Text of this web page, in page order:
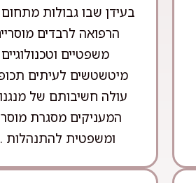
בעידן שבו גבולות
הרפואה לרבדים
משפטיים וטכנולוגיים
מיטשטשים לעיתים
עולה חשיבותם של
המעניקים מסגרת
ומשפטית להתנהלות